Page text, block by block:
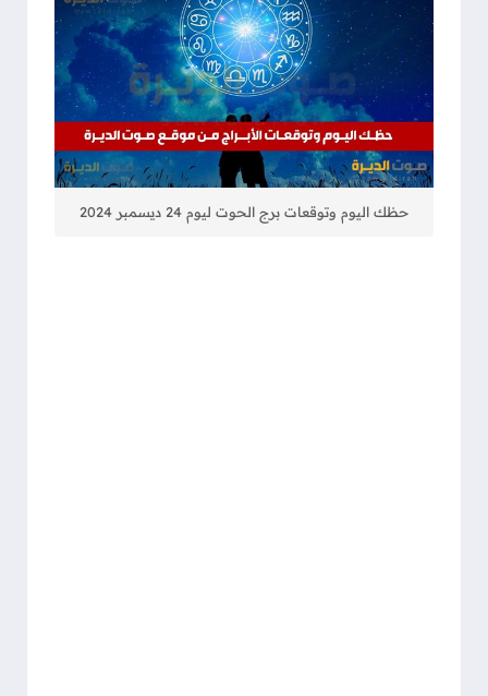
حظك اليوم وتوقعات برج الحوت ليوم 24 ديسمبر 2024